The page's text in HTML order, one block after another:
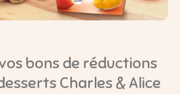
bons de réductions
Charles & Alice